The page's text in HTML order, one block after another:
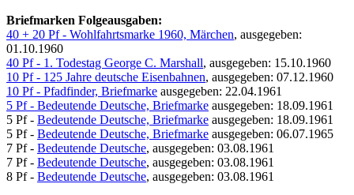
Briefmarken Folgeausgaben:
40 + 20 Pf - Wohlfahrtsmarke 1960, Märchen, ausgegeben:
01.10.1960
40 Pf - 1. Todestag George C. Marshall, ausgegeben: 15.10.1960
10 Pf - 125 Jahre deutsche Eisenbahnen, ausgegeben: 07.12.1960
10 Pf - Pfadfinder, Briefmarke ausgegeben: 22.04.1961
5 Pf - Bedeutende Deutsche, Briefmarke ausgegeben: 18.09.1961
5 Pf - Bedeutende Deutsche, Briefmarke ausgegeben: 18.09.1961
5 Pf - Bedeutende Deutsche, Briefmarke ausgegeben: 06.07.1965
7 Pf - Bedeutende Deutsche, ausgegeben: 03.08.1961
7 Pf - Bedeutende Deutsche, ausgegeben: 03.08.1961
8 Pf - Bedeutende Deutsche, ausgegeben: 03.08.1961